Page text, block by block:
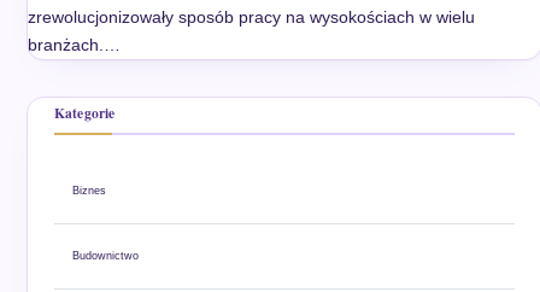
zrewolucjonizowały sposób pracy na wysokościach w wielu
branżach.…
Kategorie
Biznes
Budownictwo